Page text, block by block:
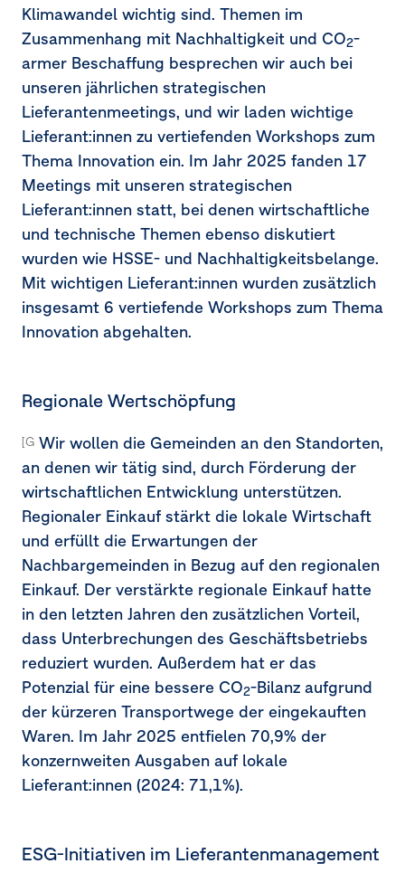
Klimawandel wichtig sind. Themen im
Zusammenhang mit Nachhaltigkeit und CO2-
armer Beschaffung besprechen wir auch bei
unseren jährlichen strategischen
Lieferantenmeetings, und wir laden wichtige
Lieferant:innen zu vertiefenden Workshops zum
Thema Innovation ein. Im Jahr 2025 fanden 17
Meetings mit unseren strategischen
Lieferant:innen statt, bei denen wirtschaftliche
und technische Themen ebenso diskutiert
wurden wie HSSE- und Nachhaltigkeitsbelange.
Mit wichtigen Lieferant:innen wurden zusätzlich
insgesamt 6 vertiefende Workshops zum Thema
Innovation abgehalten.
Regionale Wertschöpfung
[G1-2.15a]
Wir wollen die Gemeinden an den Standorten,
an denen wir tätig sind, durch Förderung der
wirtschaftlichen Entwicklung unterstützen.
Regionaler Einkauf stärkt die lokale Wirtschaft
und erfüllt die Erwartungen der
Nachbargemeinden in Bezug auf den regionalen
Einkauf. Der verstärkte regionale Einkauf hatte
in den letzten Jahren den zusätzlichen Vorteil,
dass Unterbrechungen des Geschäftsbetriebs
reduziert wurden. Außerdem hat er das
Potenzial für eine bessere CO2-Bilanz aufgrund
der kürzeren Transportwege der eingekauften
Waren. Im Jahr 2025 entfielen 70,9% der
konzernweiten Ausgaben auf lokale
Lieferant:innen (2024: 71,1%).
ESG-Initiativen im Lieferantenmanagement